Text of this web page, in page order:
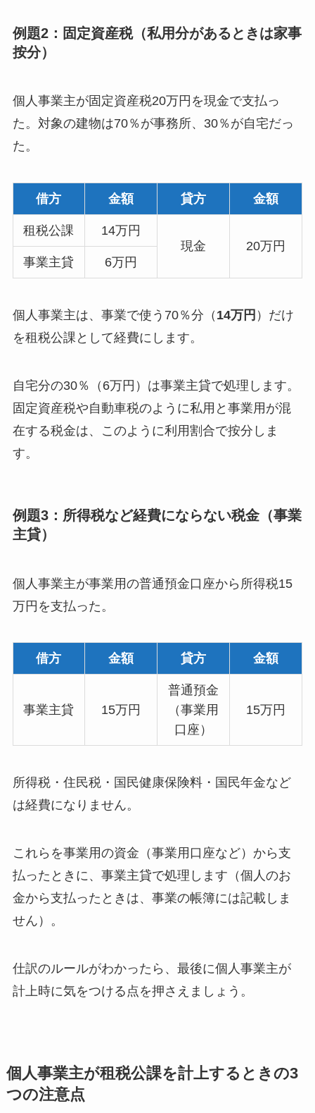
例題2：固定資産税（私用分があるときは家事
按分）
個人事業主が固定資産税20万円を現金で支払っ
た。対象の建物は70％が事務所、30％が自宅だっ
た。
借方 金額 貸方 金額
租税公課
14万円
現金
20万円
事業主貸
6万円
個人事業主は、事業で使う70％分（ 14万円 ）だけ
を租税公課として経費にします。
自宅分の30％（6万円）は事業主貸で処理します。
固定資産税や自動車税のように私用と事業用が混
在する税金は、このように利用割合で按分しま
す。
例題3：所得税など経費にならない税金（事業
主貸）
個人事業主が事業用の普通預金口座から所得税15
万円を支払った。
借方 金額 貸方 金額
事業主貸 15万円
普通預金
（事業用
口座）
15万円
所得税・住民税・国民健康保険料・国民年金など
は経費になりません。
これらを事業用の資金（事業用口座など）から支
払ったときに、事業主貸で処理します（個人のお
金から支払ったときは、事業の帳簿には記載しま
せん）。
仕訳のルールがわかったら、最後に個人事業主が
計上時に気をつける点を押さえましょう。
個人事業主が租税公課を計上するときの3
つの注意点